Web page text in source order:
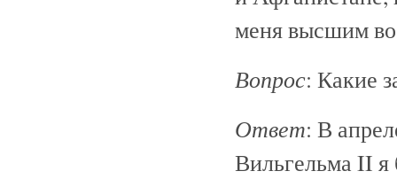
меня высшим
Вопрос: Какие
Ответ: В
Вильгельма II я